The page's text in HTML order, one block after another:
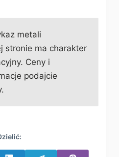
metali
stronie ma charakter
Ceny i
podajcie